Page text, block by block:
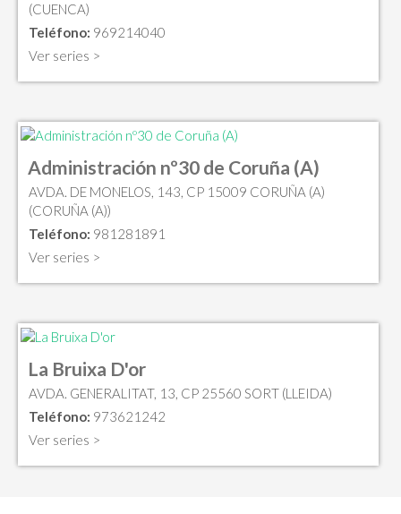
(CUENCA)
Teléfono: 969214040
Ver series >
Administración nº30 de Coruña (A)
AVDA. DE MONELOS, 143, CP 15009 CORUÑA (A)
(CORUÑA (A))
Teléfono: 981281891
Ver series >
La Bruixa D'or
AVDA. GENERALITAT, 13, CP 25560 SORT (LLEIDA)
Teléfono: 973621242
Ver series >